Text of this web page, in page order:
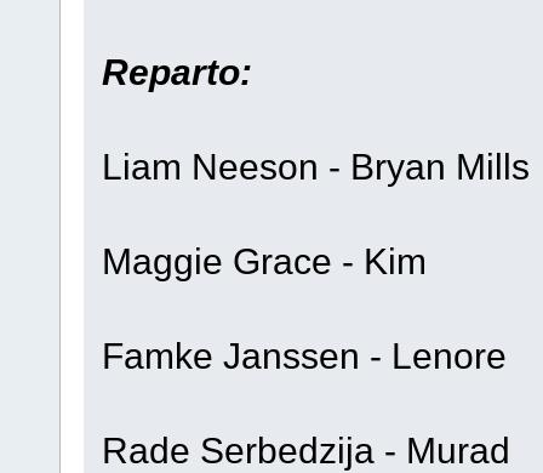
Reparto:
Liam Neeson - Bryan Mills
Maggie Grace - Kim
Famke Janssen - Lenore
Rade Serbedzija - Murad